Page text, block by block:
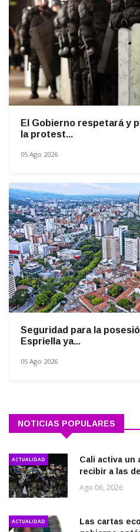
El Gobierno respetará y
la protest...
05 Ago 2026
Seguridad para la
Espriella ya...
05 Ago 2026
NOTICIAS POPULARES
ACTUALIDAD
Cali activa un
recibir a las
Ago 06, 2026
ACTUALIDAD
Las cartas